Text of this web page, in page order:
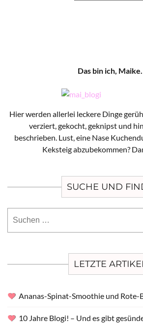
Das bin ich, Maike.
Hier werden allerlei leckere Dinge
verziert, gekocht, geknipst und
beschrieben. Lust, eine Nase
Keksteig abzubekommen?
SUCHE UND
LETZTE
Ananas-Spinat-Smoothie und Rote-
10 Jahre Blogi! – Und es gibt